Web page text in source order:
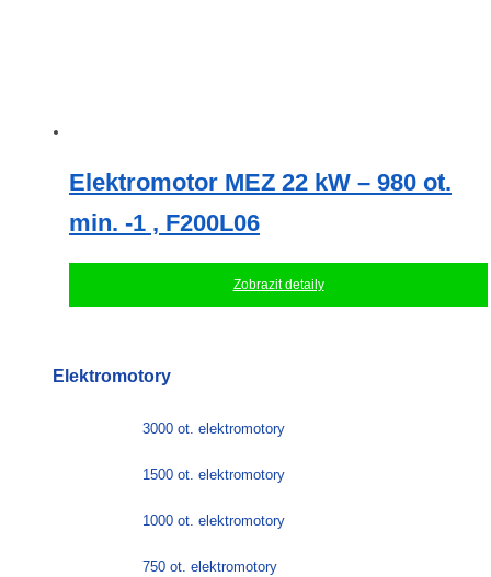
Elektromotor MEZ 22 kW – 980 ot.
min. -1 , F200L06
Zobrazit detaily
Elektromotory
3000 ot. elektromotory
1500 ot. elektromotory
1000 ot. elektromotory
750 ot. elektromotory